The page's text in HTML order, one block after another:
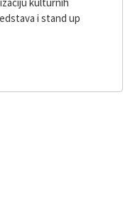
i stand up